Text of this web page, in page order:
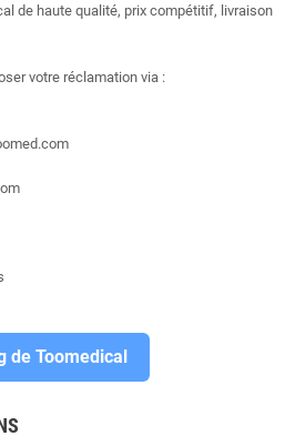
de haute qualité, prix compétitif, livraison
votre réclamation via :
de Toomedical